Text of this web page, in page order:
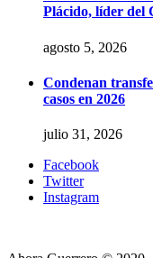
Plácido, líder del
agosto 5, 2026
Condenan
casos en 2026
julio 31, 2026
Facebook
Twitter
Instagram